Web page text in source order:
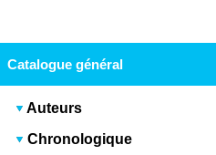
Catalogue général
Auteurs
Chronologique